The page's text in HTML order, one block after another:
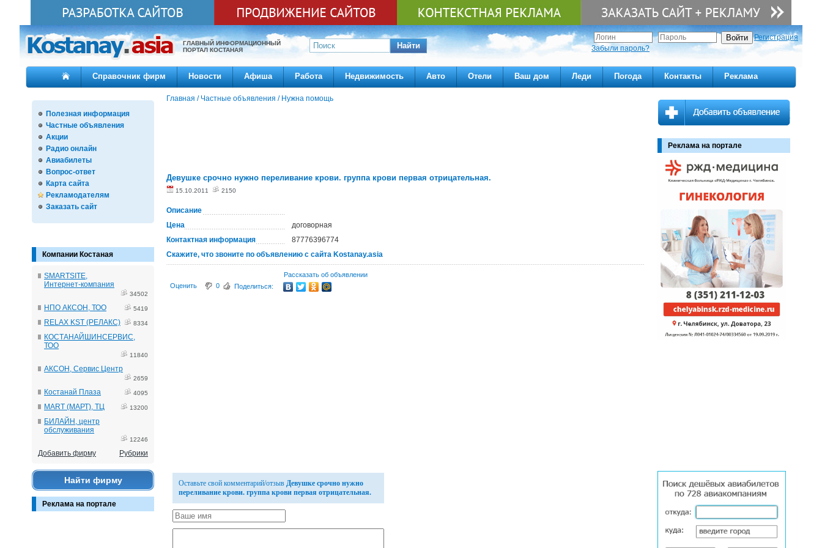
ГЛАВНЫЙ ИНФОРМАЦИОННЫЙ
ПОРТАЛ КОСТАНАЯ
Найти
Регистрация
Забыли пароль?
Справочник фирм Новости Афиша Работа Недвижимость Авто Отели Ваш дом Леди Погода Контакты Реклама
Полезная информация
Частные объявления
Акции
Радио онлайн
Авиабилеты
Вопрос-ответ
Карта сайта
Рекламодателям
Заказать сайт
Компании Костаная
SMARTSITE,
Интернет-компания
34502
НПО АКСОН, ТОО 5419
RELAX KST (РЕЛАКС) 8334
КОСТАНАЙШИНСЕРВИС,
ТОО
11840
АКСОН, Сервис Центр
2659
Костанай Плаза 4095
MART (МАРТ), ТЦ 13200
БИЛАЙН, центр
обслуживания
12246
Добавить фирму Рубрики
Найти фирму
Реклама на портале
Главная / Частные объявления / Нужна помощь
Девушке срочно нужно переливание крови. группа крови первая отрицательная.
15.10.2011 2150
Описание
Цена
договорная
Контактная информация
87776396774
Скажите, что звоните по объявлению с сайта Kostanay.asia
Рассказать об объявлении
Оценить
0 Поделиться:
Оставьте свой комментарий/отзыв Девушке срочно нужно
переливание крови. группа крови первая отрицательная.
Реклама на портале